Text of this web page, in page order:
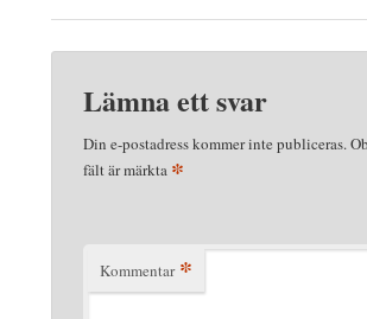
Lämna ett svar
Din e-postadress kommer inte publiceras.
fält är märkta *
Kommentar *